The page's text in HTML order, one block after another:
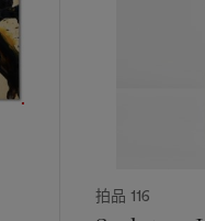
拍品 116